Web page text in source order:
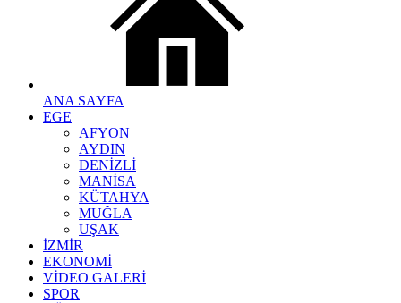
ANA SAYFA
EGE
AFYON
AYDIN
DENİZLİ
MANİSA
KÜTAHYA
MUĞLA
UŞAK
İZMİR
EKONOMİ
VİDEO GALERİ
SPOR